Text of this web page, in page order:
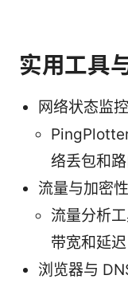
实用工具
网络状态监
络丢包和
流量与加密
流量分析
带宽和延迟
浏览器与